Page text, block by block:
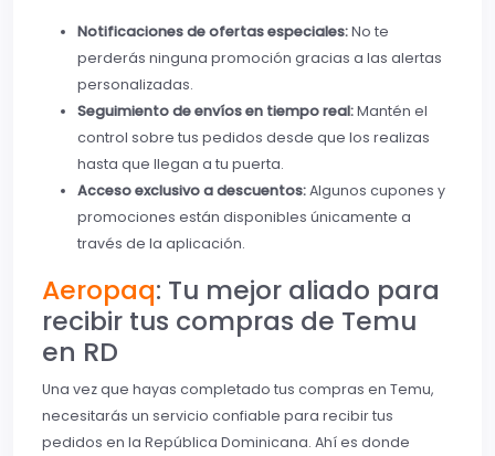
Notificaciones de ofertas especiales:No te
perderás ninguna promoción gracias a las alertas
personalizadas.
Seguimiento de envíos en tiempo real:Mantén el
control sobre tus pedidos desde que los realizas
hasta que llegan a tu puerta.
Acceso exclusivo a descuentos:Algunos cupones y
promociones están disponibles únicamente a
través de la aplicación.
Aeropaq: Tu mejor aliado para
recibir tus compras de Temu
en RD
Una vez que hayas completado tus compras en Temu,
necesitarás un servicio confiable para recibir tus
pedidos en la República Dominicana. Ahí es donde